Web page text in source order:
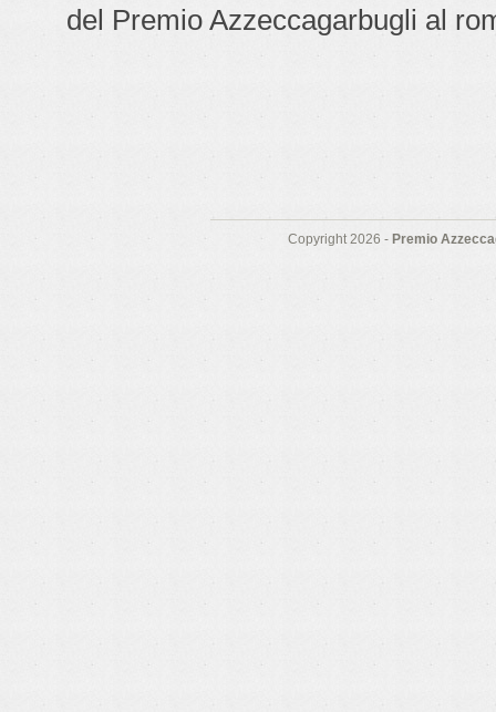
del Premio Azzeccagarbugli al
Copyright 2026 - Premio